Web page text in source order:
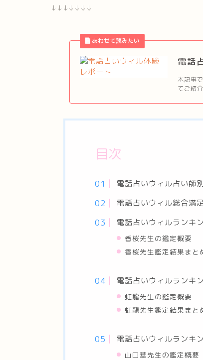
↓↓↓↓↓↓↓
電話
本記事
てご紹
目次
電話占いウィル占い師
電話占いウィル総合満
電話占いウィルランキ
香桜先生の鑑定概要
香桜先生鑑定結果まと
電話占いウィルランキ
虹龍先生の鑑定概要
虹龍先生鑑定結果まと
電話占いウィルランキ
山口華先生の鑑定概要